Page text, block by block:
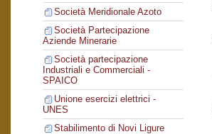
Società Meridionale Azoto
Società Partecipazione
Aziende Minerarie
Società partecipazione
Industriali e Commerciali -
SPAICO
Unione esercizi elettrici -
UNES
Stabilimento di Novi Ligure